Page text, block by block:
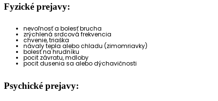
Fyzické prejavy:
nevoľnosť a bolesť brucha
zrýchlená srdcová frekvencia
chvenie, triaška
návaly tepla alebo chladu (zimomriavky)
bolesť na hrudníku
pocit závratu, mdloby
pocit dusenia sa alebo dýchavičnosti
Psychické prejavy: